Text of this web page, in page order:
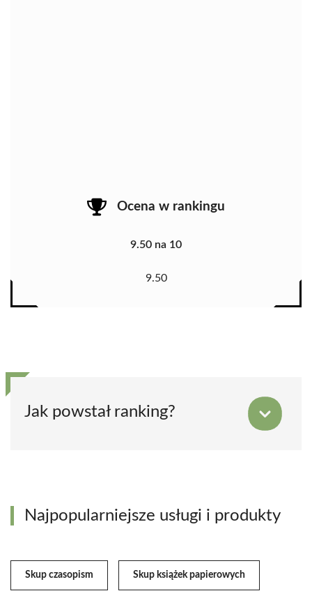
Ocena w rankingu
9.50 na 10
9.50
Jak powstał ranking?
Najpopularniejsze usługi i produkty
Skup czasopism Skup książek papierowych